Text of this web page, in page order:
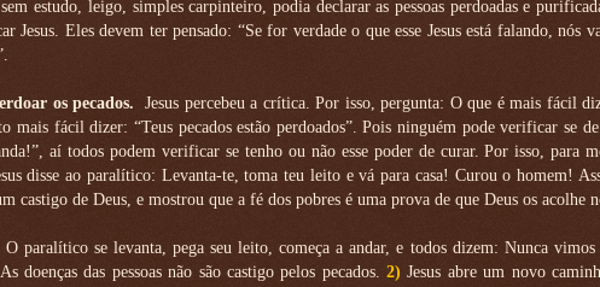
estudo, leigo, simples carpinteiro, podia declarar as pessoas perdoadas e
Eles devem ter pensado: “Se for verdade o que esse Jesus está falando, nós
os pecados.
Jesus percebeu a crítica. Por isso, pergunta: O que é mais fácil
mais fácil dizer: “Teus pecados estão perdoados”. Pois ninguém pode verificar se
aí todos podem verificar se tenho ou não esse poder de curar. Por isso, para
disse ao paralítico: Levanta-te, toma teu leito e vá para casa! Curou o homem!
castigo de Deus, e mostrou que a fé dos pobres é uma prova de que Deus os acolhe
O paralítico se levanta, pega seu leito, começa a andar, e todos dizem: Nunca vimos
As doenças das pessoas não são castigo pelos pecados. 2) Jesus abre um novo